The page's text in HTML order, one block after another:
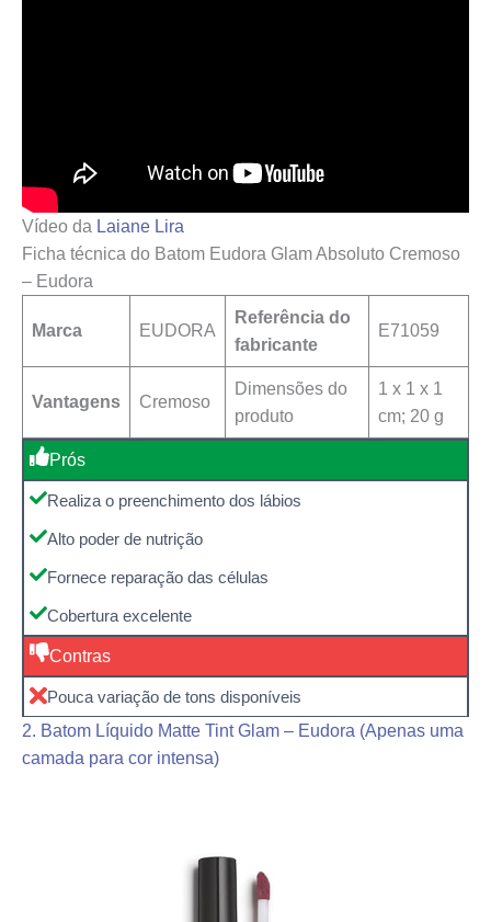
Vídeo da Laiane Lira
Ficha técnica do Batom Eudora Glam Absoluto Cremoso
– Eudora
Marca EUDORA
Referência do
fabricante
E71059
Vantagens Cremoso
Dimensões do
produto
‎1 x 1 x 1
cm; 20 g
Prós
Realiza o preenchimento dos lábios
Alto poder de nutrição
Fornece reparação das células
Cobertura excelente
Contras
Pouca variação de tons disponíveis
2. Batom Líquido Matte Tint Glam – Eudora (Apenas uma
camada para cor intensa)